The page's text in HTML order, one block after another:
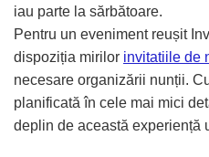
iau parte la sărbătoare.
Pentru un eveniment reușit
dispoziția mirilor invitatiile de
necesare organizării nunții.
planificată în cele mai mici
deplin de această experiență